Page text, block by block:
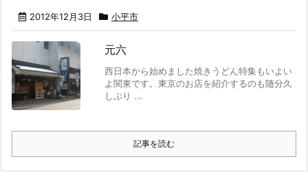
2012年12月3日 小平市
元六
西日本から始めました焼きうどん特集もいよい
よ関東です。東京のお店を紹介するのも随分久
しぶり ...
記事を読む